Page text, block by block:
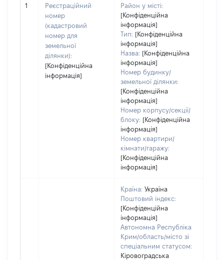
1
Реєстраційний
номер
(кадастровий
номер для
земельної
ділянки):
[Конфіденційна
інформація]
Район у місті:
[Конфіденційна
інформація]
Тип: [Конфіденційна
інформація]
Назва: [Конфіденційна
інформація]
Номер будинку/
земельної ділянки:
[Конфіденційна
інформація]
Номер корпусу/секції/
блоку: [Конфіденційна
інформація]
Номер квартири/
кімнати/гаражу:
[Конфіденційна
інформація]
Країна: Україна
Поштовий індекс:
[Конфіденційна
інформація]
Автономна Республіка
Крим/область/місто зі
спеціальним статусом:
Кіровоградська